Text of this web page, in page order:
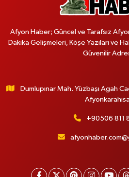
Afyon Haber; Güncel ve Tarafsız
Dakika Gelişmeleri, Köşe Yazıları ve
Güvenilir
Dumlupınar Mah. Yüzbaşı Agah
+90506 811